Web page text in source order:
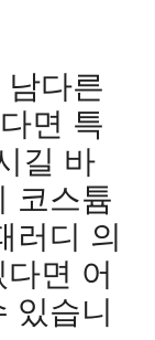
다른
면 특
길 바
코스튬
러디 의
면 어
있습니